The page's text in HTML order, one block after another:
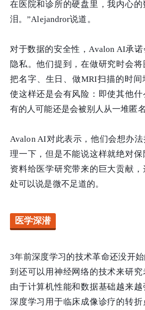
在医院和诊所的硬盘里，我内心
泪。”Alejandror说道。
对于数据的安全性，Avalon AI承
隐私。他们提到，在做研究时会将
把名字、生日、做MRI扫描的时间
使这样还是会有风险：即使其他什
有的人可能还是会被别人从一堆匿
Avalon AI对此表示，他们会想办
理一下，但是不能说这样就绝对
资料给医学研究带来的巨大贡献
处可以说是微不足道的。
医学深潜
3年前深度学习的技术革命还没开
到还可以用神经网络的技术来研
由于计算机性能和数据基础越来
深度学习用于临床成像诊疗的转